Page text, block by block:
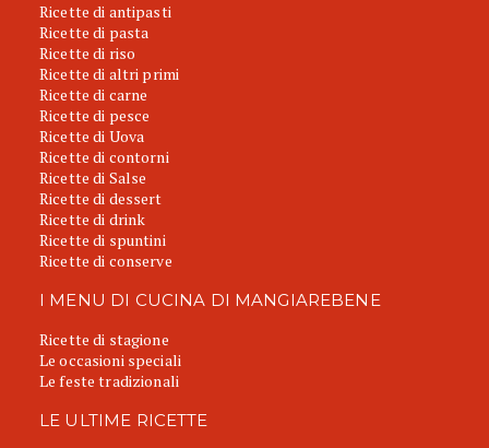
Ricette di antipasti
Ricette di pasta
Ricette di riso
Ricette di altri primi
Ricette di carne
Ricette di pesce
Ricette di Uova
Ricette di contorni
Ricette di Salse
Ricette di dessert
Ricette di drink
Ricette di spuntini
Ricette di conserve
I MENU DI CUCINA DI MANGIAREBENE
Ricette di stagione
Le occasioni speciali
Le feste tradizionali
LE ULTIME RICETTE